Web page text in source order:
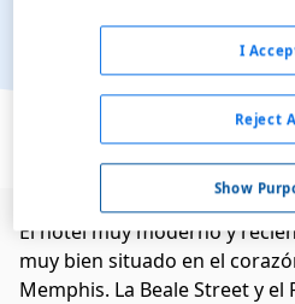
Ver en el
El hotel muy moderno y
muy bien situado en el
Memphis. La Beale Street y el
Show
Reject
I